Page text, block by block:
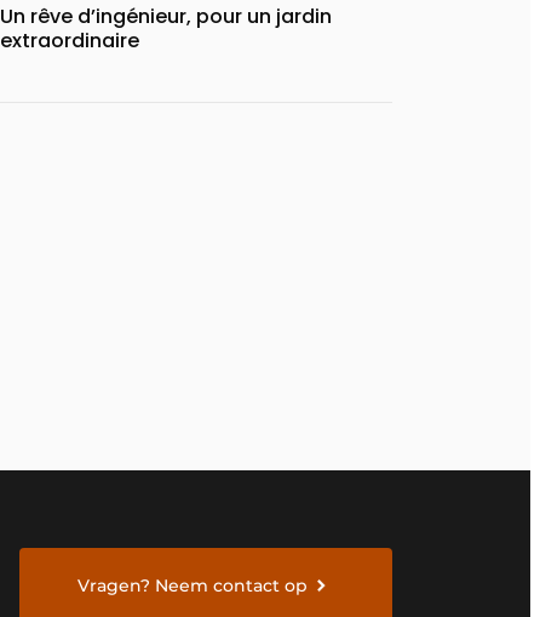
Un rêve d’ingénieur, pour un jardin
extraordinaire
Vragen? Neem contact op